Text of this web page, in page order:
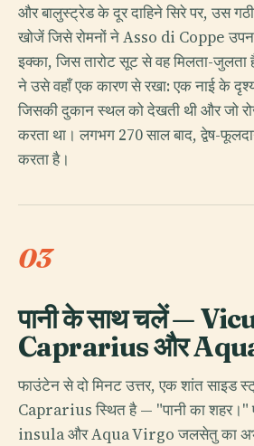
और बालुस्ट्रेड के दूर दाहिने सिरे पर, उस
खोजें जिसे रोमनों ने Asso di Coppe
इक्का, जिस तारोट सूट से वह मिलता-जुलता
ने उसे वहाँ एक कारण से रखा: एक नाई के
जिसकी दुकान स्थल को देखती थी और जो
करता था। लगभग 270 साल बाद, द्वेष-
करता है।
03
पानी के साथ चलें —
Caprarius और
फाउंटेन से दो मिनट उत्तर, एक शांत साइड
Caprarius स्थित है — "पानी का शहर।"
insula और Aqua Virgo जलसेतु का